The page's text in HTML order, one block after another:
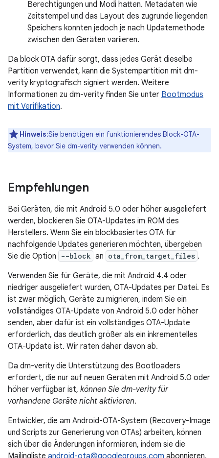
Berechtigungen und Modi hatten. Metadaten wie
Zeitstempel und das Layout des zugrunde liegenden
Speichers konnten jedoch je nach Updatemethode
zwischen den Geräten variieren.
Da block OTA dafür sorgt, dass jedes Gerät dieselbe
Partition verwendet, kann die Systempartition mit dm-
verity kryptografisch signiert werden. Weitere
Informationen zu dm-verity finden Sie unter Bootmodus
mit Verifikation.
Hinweis:Sie benötigen ein funktionierendes Block-OTA-
System, bevor Sie dm-verity verwenden können.
Empfehlungen
Bei Geräten, die mit Android 5.0 oder höher ausgeliefert
werden, blockieren Sie OTA-Updates im ROM des
Herstellers. Wenn Sie ein blockbasiertes OTA für
nachfolgende Updates generieren möchten, übergeben
Sie die Option
--block an ota_from_target_files .
Verwenden Sie für Geräte, die mit Android 4.4 oder
niedriger ausgeliefert wurden, OTA-Updates per Datei. Es
ist zwar möglich, Geräte zu migrieren, indem Sie ein
vollständiges OTA-Update von Android 5.0 oder höher
senden, aber dafür ist ein vollständiges OTA-Update
erforderlich, das deutlich größer als ein inkrementelles
OTA-Update ist. Wir raten daher davon ab.
Da dm-verity die Unterstützung des Bootloaders
erfordert, die nur auf neuen Geräten mit Android 5.0 oder
höher verfügbar ist, können Sie dm-verity für
vorhandene Geräte nicht aktivieren.
Entwickler, die am Android-OTA-System (Recovery-Image
und Scripts zur Generierung von OTAs) arbeiten, können
sich über die Änderungen informieren, indem sie die
Mailingliste android-ota@googlegroups.com abonnieren.